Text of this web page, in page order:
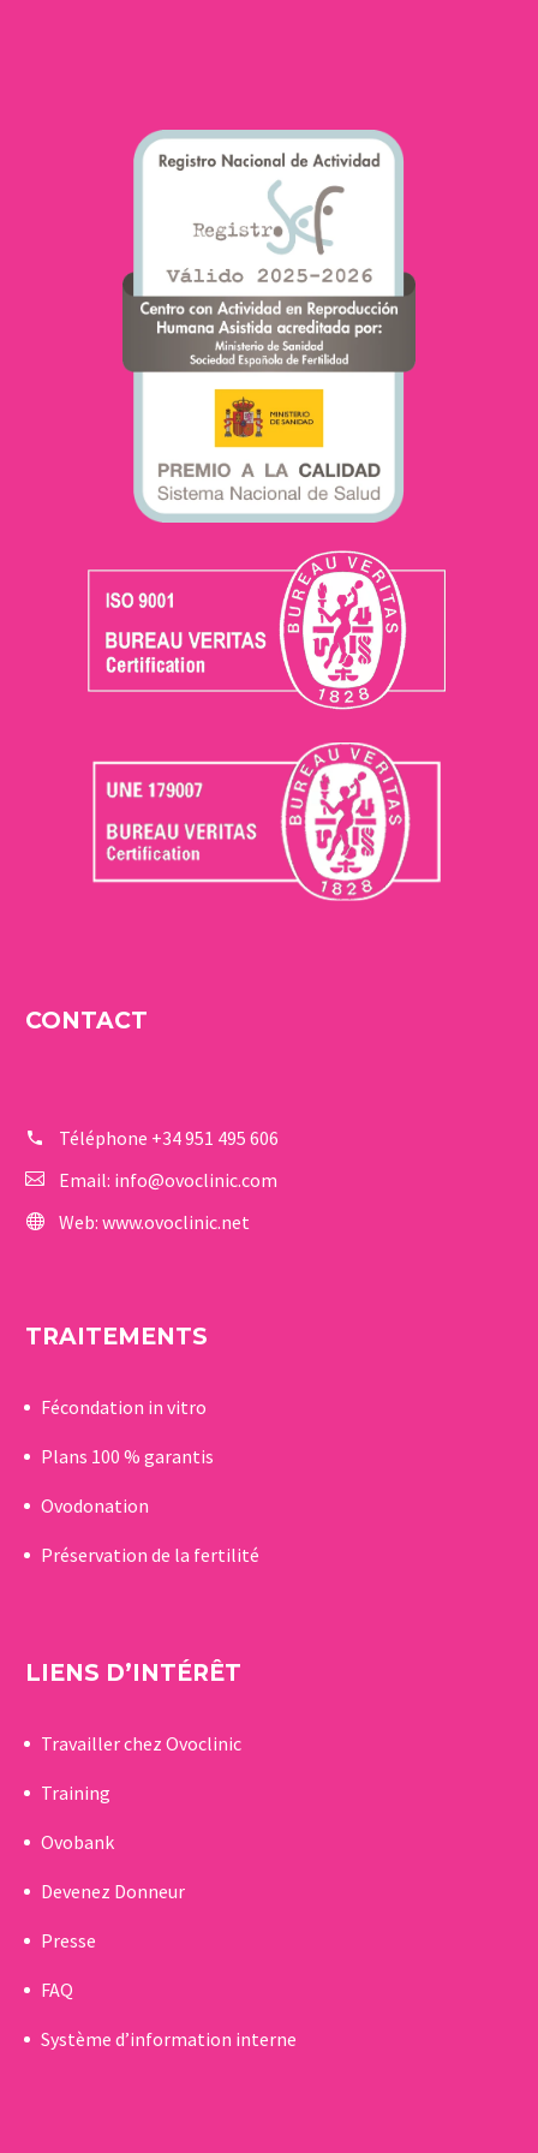
CONTACT
Téléphone +34 951 495 606
Email: info@ovoclinic.com
Web: www.ovoclinic.net
TRAITEMENTS
Fécondation in vitro
Plans 100 % garantis
Ovodonation
Préservation de la fertilité
LIENS D’INTÉRÊT
Travailler chez Ovoclinic
Training
Ovobank
Devenez Donneur
Presse
FAQ
Système d’information interne